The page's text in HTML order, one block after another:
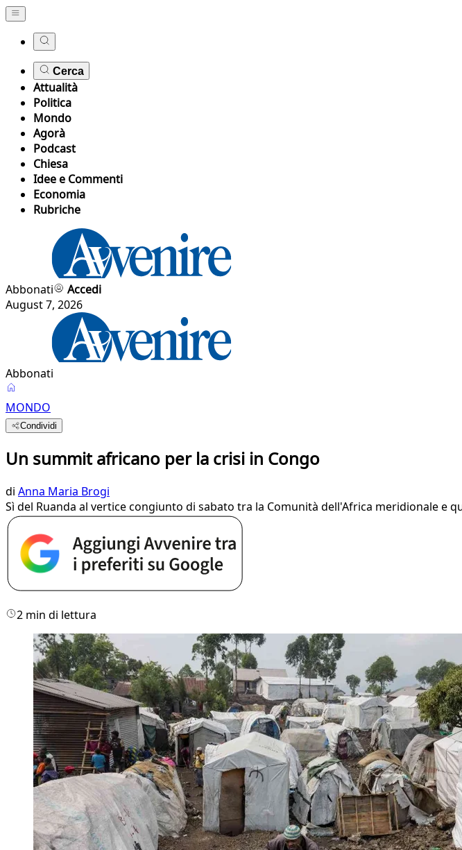
Cerca
Attualità
Politica
Mondo
Agorà
Podcast
Chiesa
Idee e Commenti
Economia
Rubriche
Abbonati
Accedi
August 7, 2026
Abbonati
MONDO
Condividi
Un summit africano per la crisi in Congo
di Anna Maria Brogi
Sì del Ruanda al vertice congiunto di sabato tra la Comunità dell'Africa meridionale e
2 min di lettura